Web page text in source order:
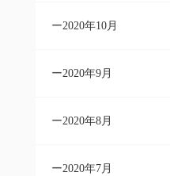
2020年10月
2020年9月
2020年8月
2020年7月